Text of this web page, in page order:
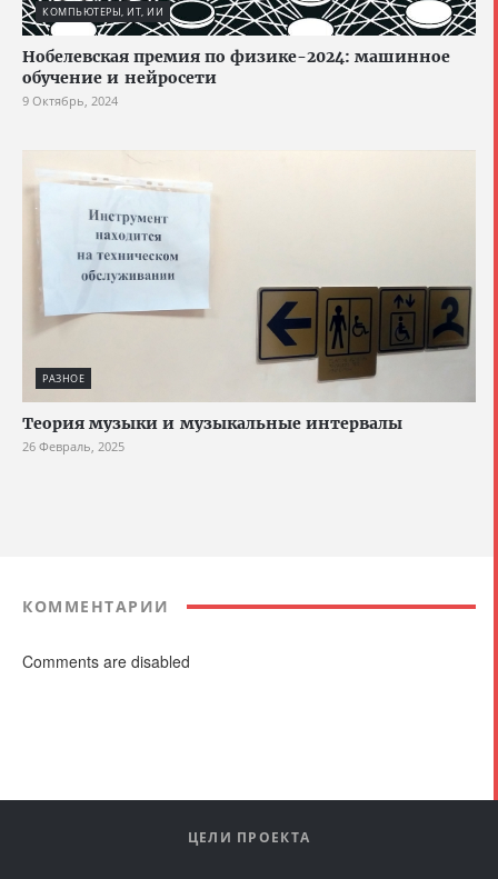
КОМПЬЮТЕРЫ, ИТ, ИИ
Нобелевская премия по физике-2024: машинное
обучение и нейросети
9 Октябрь, 2024
РАЗНОЕ
Теория музыки и музыкальные интервалы
26 Февраль, 2025
КОММЕНТАРИИ
Comments are disabled
ЦЕЛИ ПРОЕКТА